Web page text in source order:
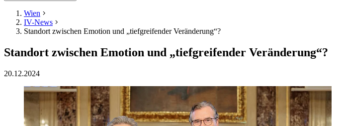
Wien
IV-News
Standort zwischen Emotion und „tiefgreifender Veränderung“?
Standort zwischen Emotion und „tiefgreifender Veränderung“?
20.12.2024